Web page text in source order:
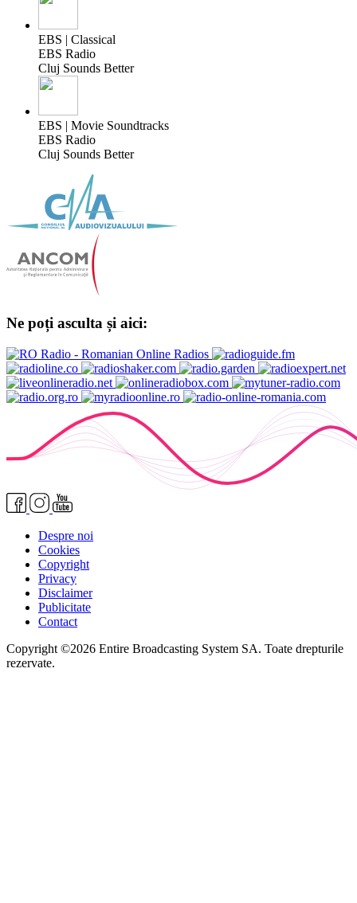
EBS | Classical
EBS Radio
Cluj Sounds Better
EBS | Movie Soundtracks
EBS Radio
Cluj Sounds Better
Ne poți asculta și aici:
Despre noi
Cookies
Copyright
Privacy
Disclaimer
Publicitate
Contact
Copyright ©2026 Entire Broadcasting System SA. Toate drepturile
rezervate.